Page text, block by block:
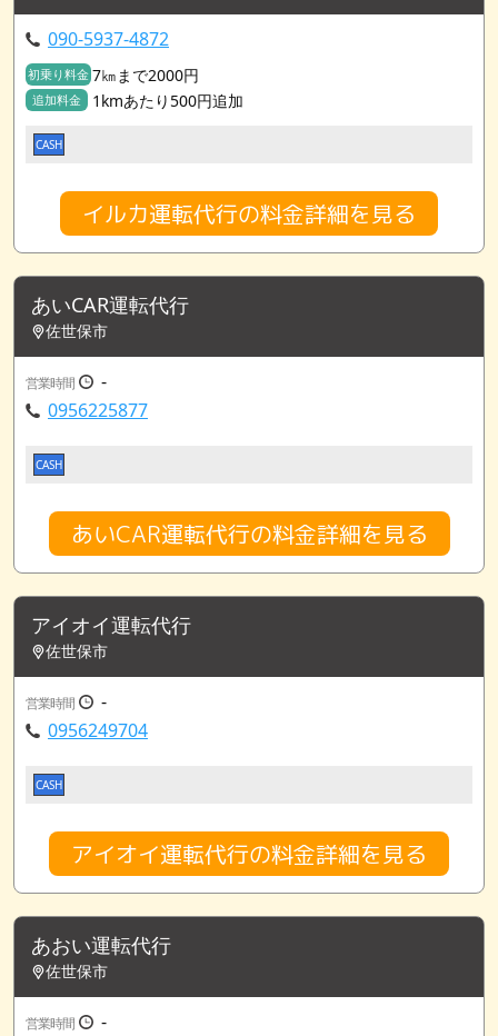
090-5937-4872
初乗り料金 7㎞まで2000円
追加料金 1kmあたり500円追加
CASH
イルカ運転代行の料金詳細を見る
あいCAR運転代行
佐世保市
営業時間
-
0956225877
CASH
あいCAR運転代行の料金詳細を見る
アイオイ運転代行
佐世保市
営業時間
-
0956249704
CASH
アイオイ運転代行の料金詳細を見る
あおい運転代行
佐世保市
営業時間
-